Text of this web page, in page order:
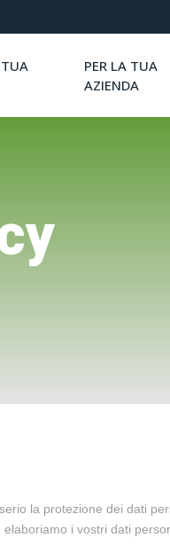
TUA
PER LA TUA
AZIENDA
la protezione dei dati
i vostri dati